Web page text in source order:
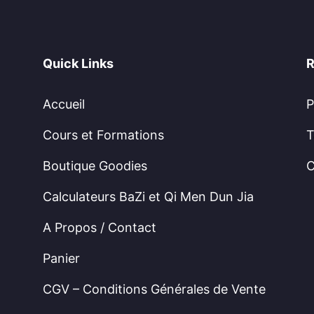
que vous ne savez pas encore calculer votre
essentielles
le Ba Zhai
sans vous perdre
Quick Links
Accueil
Cours et Formations
Boutique Goodies
Calculateurs BaZi et Qi Men Dun Jia
A Propos / Contact
Panier
CGV – Conditions Générales de Vente